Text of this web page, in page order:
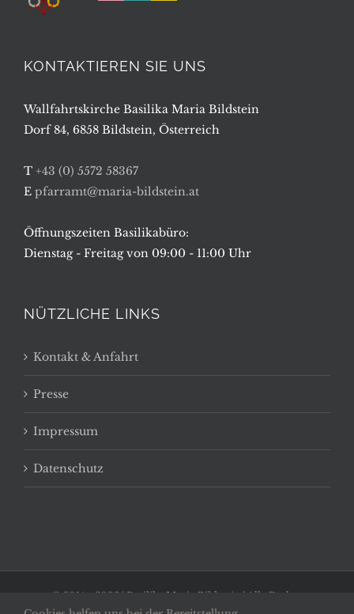
KONTAKTIEREN SIE UNS
Wallfahrtskirche Basilika Maria Bildstein
Dorf 84, 6858 Bildstein, Österreich
T +43 (0) 5572 58367
E pfarramt@maria-bildstein.at
Öffnungszeiten Basilikabüro:
Dienstag - Freitag von 09:00 - 11:00 Uhr
NÜTZLICHE LINKS
Kontakt & Anfahrt
Presse
Impressum
Datenschutz
© 2014 - 2026 | Basilika Maria Bildstein | Alle Rechte